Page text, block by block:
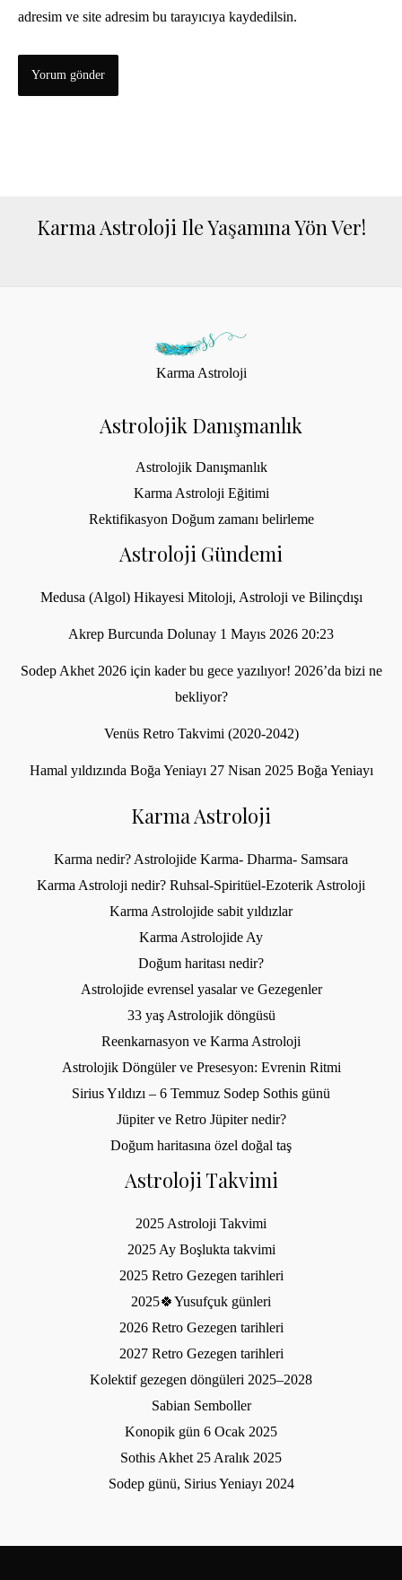
adresim ve site adresim bu tarayıcıya kaydedilsin.
Karma Astroloji Ile Yaşamına Yön Ver!
Karma Astroloji
Astrolojik Danışmanlık
Astrolojik Danışmanlık
Karma Astroloji Eğitimi
Rektifikasyon Doğum zamanı belirleme
Astroloji Gündemi
Medusa (Algol) Hikayesi Mitoloji, Astroloji ve Bilinçdışı
Akrep Burcunda Dolunay 1 Mayıs 2026 20:23
Sodep Akhet 2026 için kader bu gece yazılıyor! 2026’da bizi ne
bekliyor?
Venüs Retro Takvimi (2020-2042)
Hamal yıldızında Boğa Yeniayı 27 Nisan 2025 Boğa Yeniayı
Karma Astroloji
Karma nedir? Astrolojide Karma- Dharma- Samsara
Karma Astroloji nedir? Ruhsal-Spiritüel-Ezoterik Astroloji
Karma Astrolojide sabit yıldızlar
Karma Astrolojide Ay
Doğum haritası nedir?
Astrolojide evrensel yasalar ve Gezegenler
33 yaş Astrolojik döngüsü
Reenkarnasyon ve Karma Astroloji
Astrolojik Döngüler ve Presesyon: Evrenin Ritmi
Sirius Yıldızı – 6 Temmuz Sodep Sothis günü
Jüpiter ve Retro Jüpiter nedir?
Doğum haritasına özel doğal taş
Astroloji Takvimi
2025 Astroloji Takvimi
2025 Ay Boşlukta takvimi
2025 Retro Gezegen tarihleri
2025🍀Yusufçuk günleri
2026 Retro Gezegen tarihleri
2027 Retro Gezegen tarihleri
Kolektif gezegen döngüleri 2025–2028
Sabian Semboller
Konopik gün 6 Ocak 2025
Sothis Akhet 25 Aralık 2025
Sodep günü, Sirius Yeniayı 2024